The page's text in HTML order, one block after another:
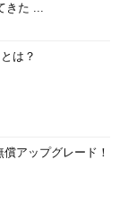
きた ...
は？
アップグレード！